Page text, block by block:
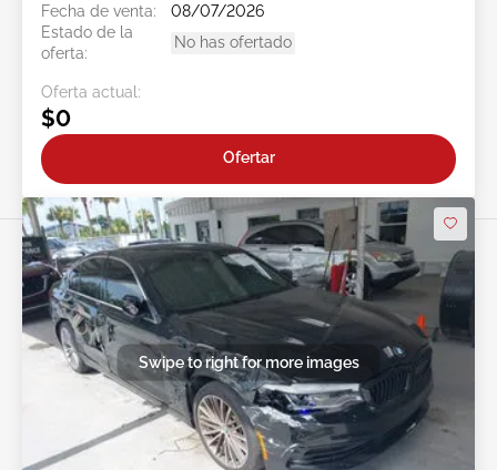
Fecha de venta:
08/07/2026
Estado de la
oferta:
No has ofertado
Oferta actual:
$0
Ofertar
Swipe to right for more images